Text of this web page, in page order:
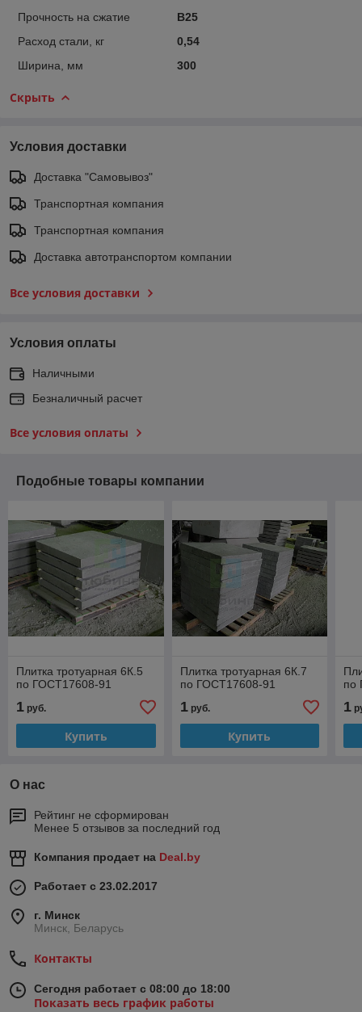
Прочность на сжатие
B25
Расход стали, кг
0,54
Ширина, мм
300
Скрыть
Условия доставки
Доставка "Самовывоз"
Транспортная компания
Транспортная компания
Доставка автотранспортом компании
Все условия доставки
Условия оплаты
Наличными
Безналичный расчет
Все условия оплаты
Подобные товары компании
Плитка тротуарная 6К.5
по ГОСТ17608-91
1 руб.
Купить
Плитка тротуарная 6К.7
по ГОСТ17608-91
1руб.
Купить
по
1
О нас
Рейтинг не сформирован
Менее 5 отзывов за последний год
Компания продает на Deal.by
Работает с 23.02.2017
г. Минск
Минск, Беларусь
Контакты
Сегодня работает с 08:00 до 18:00
Показать весь график работы